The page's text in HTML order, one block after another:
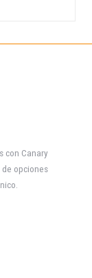
con Canary
opciones